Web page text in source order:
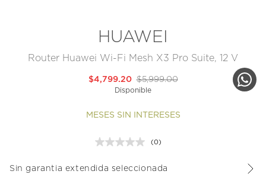
HUAWEI
Router Huawei Wi-Fi Mesh X3 Pro Suite, 12 V
$5,999.00
$4,799.20
Disponible
MESES SIN INTERESES
Sin
Enlace
(0)
Sin garantia extendida seleccionada